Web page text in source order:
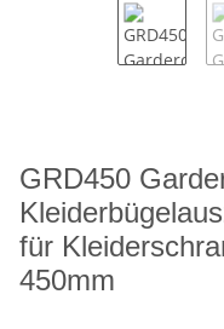
GRD450
für
450mm